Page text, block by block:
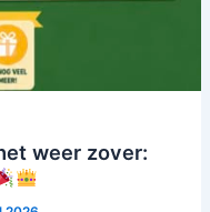
weer zover: